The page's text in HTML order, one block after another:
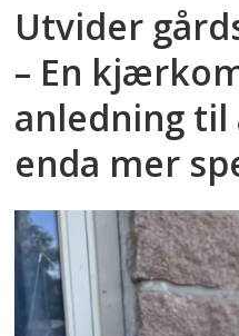
Utvider
– En
anledning til
enda mer